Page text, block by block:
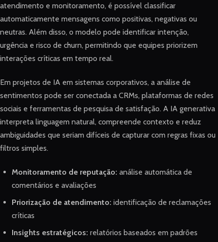
atendimento e monitoramento, é possível classificar
automaticamente mensagens como positivas, negativas ou
neutras. Além disso, o modelo pode identificar intenção,
urgência e risco de churn, permitindo que equipes priorizem
interações críticas em tempo real.
Em projetos de IA em sistemas corporativos, a análise de
sentimentos pode ser conectada a CRMs, plataformas de redes
sociais e ferramentas de pesquisa de satisfação. A IA generativa
interpreta linguagem natural, compreende contexto e reduz
ambiguidades que seriam difíceis de capturar com regras fixas ou
filtros simples.
Monitoramento de reputação: análise automática de
comentários e avaliações
Priorização de atendimento: identificação de reclamações
críticas
Insights estratégicos: relatórios baseados em padrões